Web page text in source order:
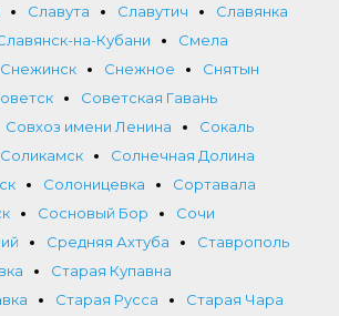
Славута Славутич
Славянка
на-Кубани
Смела
Снежинск Снежное
Снятын
Советская Гавань
Совхоз имени Ленина
Сокаль
Соликамск
Солнечная Долина
Солоницевка
Сортавала
Сосновый Бор
Сочи
Средняя Ахтуба
Ставрополь
Старая Купавна
Старая Русса
Старая Чара